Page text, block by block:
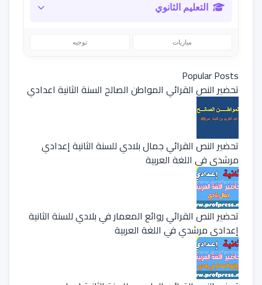
التعليم الثانوي
مباريات توجيه
Popular Posts
تحضير النص القرائي المواطن الصالح السنة الثانية اعدادي
تحضير النص القرائي جمال بلادي للسنة الثانية إعدادي
مرشدي في اللغة العربية
تحضير النص القرائي روائع المعمار في بلادي للسنة الثانية
إعدادي مرشدي في اللغة العربية